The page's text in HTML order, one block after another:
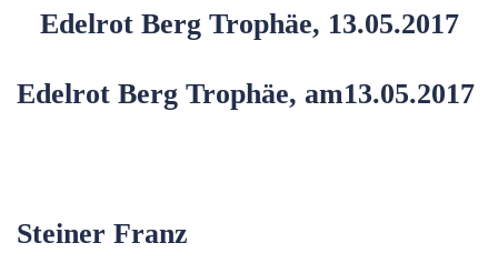
Edelrot Berg Trophäe, 13.05.2017
Edelrot Berg Trophäe, am13.05.2017
Steiner Franz